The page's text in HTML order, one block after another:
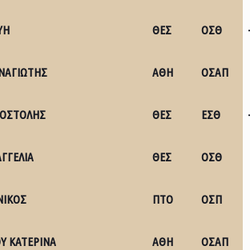
ΘΕΣ ΟΣΘ
ΑΘΗ ΟΣΑΠ
ΘΕΣ ΕΣΘ
ΘΕΣ ΟΣΘ
ΠΤΟ ΟΣΠ
ΚΑΤΕΡΙΝΑ ΑΘΗ ΟΣΑΠ